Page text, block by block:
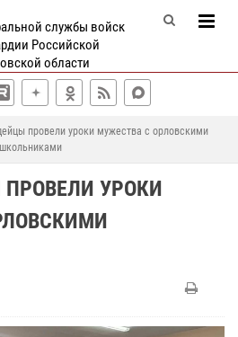
службы войск
Российской
области
провели уроки мужества с орловскими
школьниками
УРОКИ